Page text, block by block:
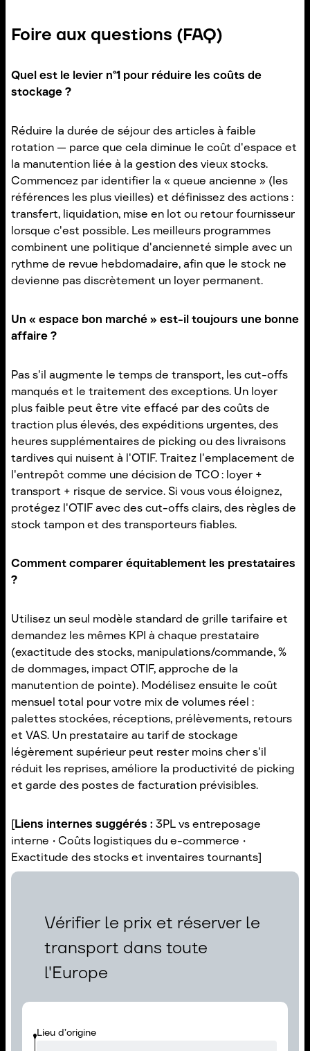
Foire aux questions (FAQ)
Quel est le levier n°1 pour réduire les coûts de
stockage ?
Réduire la durée de séjour des articles à faible
rotation — parce que cela diminue le coût d'espace et
la manutention liée à la gestion des vieux stocks.
Commencez par identifier la « queue ancienne » (les
références les plus vieilles) et définissez des actions :
transfert, liquidation, mise en lot ou retour fournisseur
lorsque c'est possible. Les meilleurs programmes
combinent une politique d'ancienneté simple avec un
rythme de revue hebdomadaire, afin que le stock ne
devienne pas discrètement un loyer permanent.
Un « espace bon marché » est-il toujours une bonne
affaire ?
Pas s'il augmente le temps de transport, les cut-offs
manqués et le traitement des exceptions. Un loyer
plus faible peut être vite effacé par des coûts de
traction plus élevés, des expéditions urgentes, des
heures supplémentaires de picking ou des livraisons
tardives qui nuisent à l'OTIF. Traitez l'emplacement de
l'entrepôt comme une décision de TCO : loyer +
transport + risque de service. Si vous vous éloignez,
protégez l'OTIF avec des cut-offs clairs, des règles de
stock tampon et des transporteurs fiables.
Comment comparer équitablement les prestataires
?
Utilisez un seul modèle standard de grille tarifaire et
demandez les mêmes KPI à chaque prestataire
(exactitude des stocks, manipulations/commande, %
de dommages, impact OTIF, approche de la
manutention de pointe). Modélisez ensuite le coût
mensuel total pour votre mix de volumes réel :
palettes stockées, réceptions, prélèvements, retours
et VAS. Un prestataire au tarif de stockage
légèrement supérieur peut rester moins cher s'il
réduit les reprises, améliore la productivité de picking
et garde des postes de facturation prévisibles.
[Liens internes suggérés : 3PL vs entreposage
interne • Coûts logistiques du e-commerce •
Exactitude des stocks et inventaires tournants]
Vérifier le prix et réserver le
transport dans toute
l'Europe
Lieu d’origine